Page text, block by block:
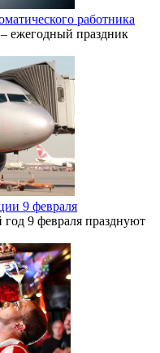
работника
ежегодный праздник
9 февраля
9 февраля празднуют